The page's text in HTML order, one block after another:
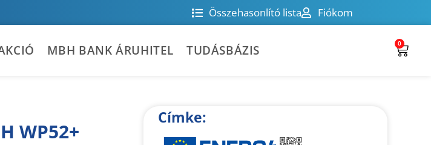
Összehasonlító lista Fiókom
MBH BANK ÁRUHITEL TUDÁSBÁZIS 0
WP52+
Címke: